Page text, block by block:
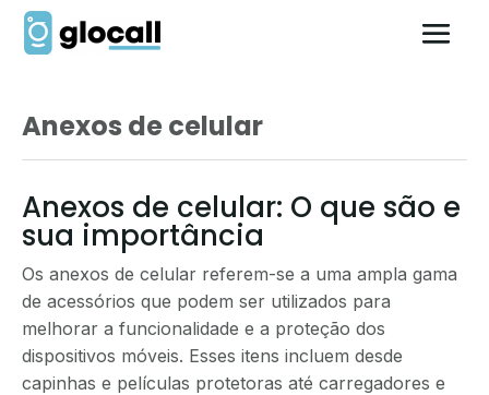
Anexos de celular
Anexos de celular: O que são e
sua importância
Os anexos de celular referem-se a uma ampla gama
de acessórios que podem ser utilizados para
melhorar a funcionalidade e a proteção dos
dispositivos móveis. Esses itens incluem desde
capinhas e películas protetoras até carregadores e